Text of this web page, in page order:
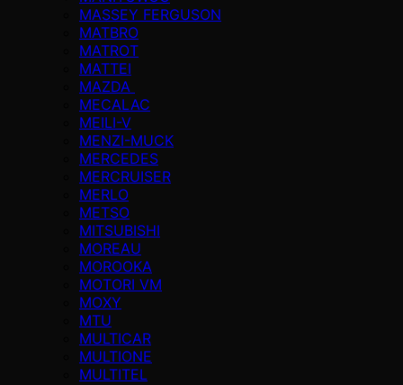
MASSEY FERGUSON
MATBRO
MATROT
MATTEI
MAZDA
MECALAC
MEILI-V
MENZI-MUCK
MERCEDES
MERCRUISER
MERLO
METSO
MITSUBISHI
MOREAU
MOROOKA
MOTORI VM
MOXY
MTU
MULTICAR
MULTIONE
MULTITEL